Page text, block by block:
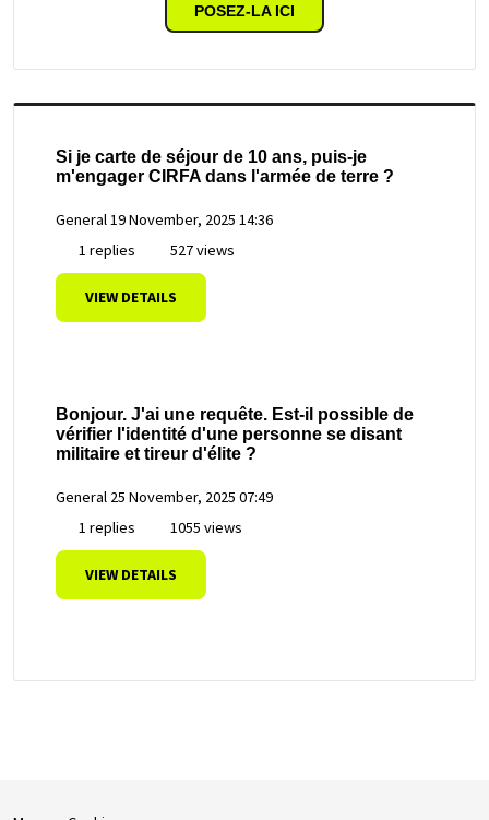
POSEZ-LA ICI
Si je carte de séjour de 10 ans, puis-je
m'engager CIRFA dans l'armée de terre ?
General19 November, 2025 14:36
1 replies
527 views
VIEW DETAILS
Bonjour. J'ai une requête. Est-il possible de
vérifier l'identité d'une personne se disant
militaire et tireur d'élite ?
General 25 November, 2025 07:49
1 replies
1055 views
VIEW DETAILS